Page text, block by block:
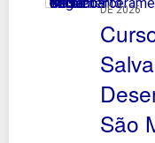
DE 2026
São